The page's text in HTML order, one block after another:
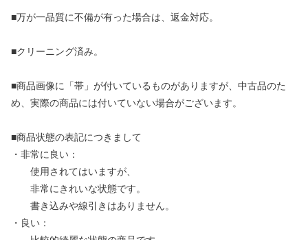
■万が一品質に不備が有った場合は、返金対応。
■クリーニング済み。
■商品画像に「帯」が付いているものがありますが、中古品のた
め、実際の商品には付いていない場合がございます。
■商品状態の表記につきまして
・非常に良い：
使用されてはいますが、
非常にきれいな状態です。
書き込みや線引きはありません。
・良い：